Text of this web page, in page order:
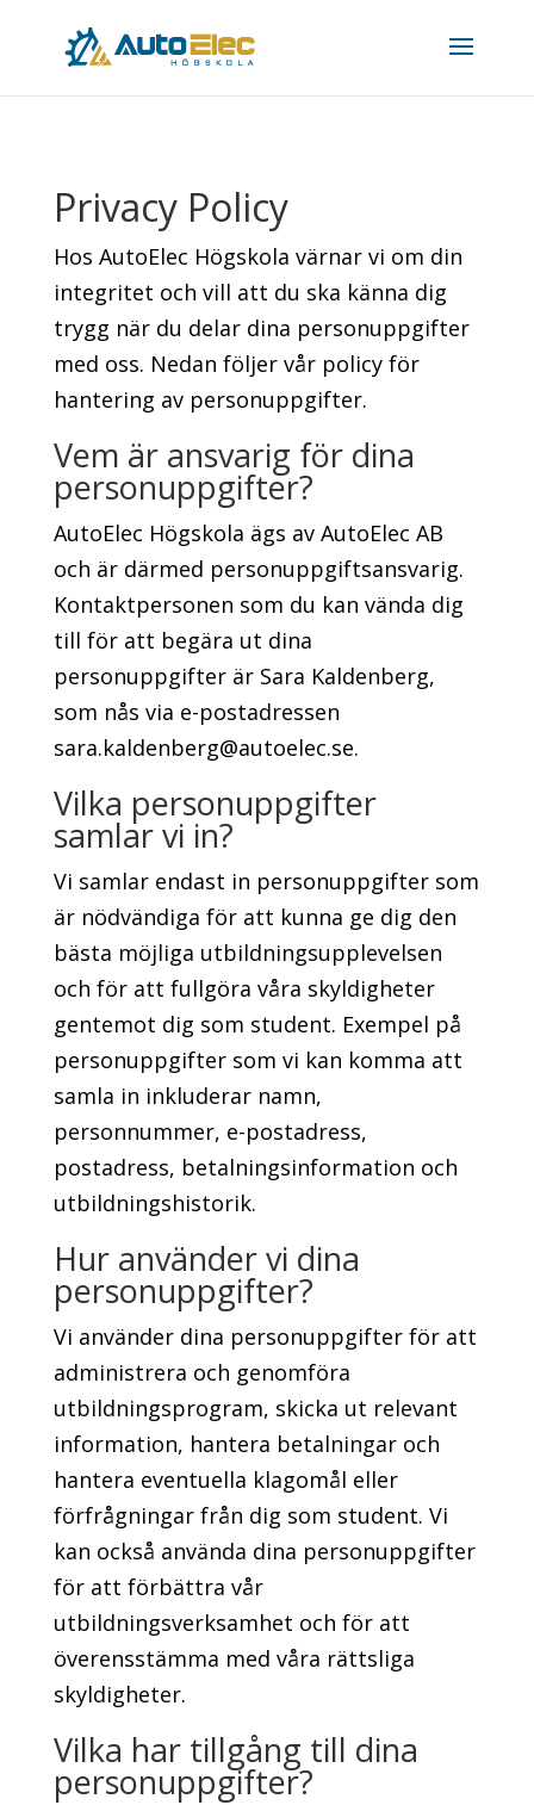
Privacy Policy
Hos AutoElec Högskola värnar vi om din
integritet och vill att du ska känna dig
trygg när du delar dina personuppgifter
med oss. Nedan följer vår policy för
hantering av personuppgifter.
Vem är ansvarig för dina
personuppgifter?
AutoElec Högskola ägs av AutoElec AB
och är därmed personuppgiftsansvarig.
Kontaktpersonen som du kan vända dig
till för att begära ut dina
personuppgifter är Sara Kaldenberg,
som nås via e-postadressen
sara.kaldenberg@autoelec.se.
Vilka personuppgifter
samlar vi in?
Vi samlar endast in personuppgifter som
är nödvändiga för att kunna ge dig den
bästa möjliga utbildningsupplevelsen
och för att fullgöra våra skyldigheter
gentemot dig som student. Exempel på
personuppgifter som vi kan komma att
samla in inkluderar namn,
personnummer, e-postadress,
postadress, betalningsinformation och
utbildningshistorik.
Hur använder vi dina
personuppgifter?
Vi använder dina personuppgifter för att
administrera och genomföra
utbildningsprogram, skicka ut relevant
information, hantera betalningar och
hantera eventuella klagomål eller
förfrågningar från dig som student. Vi
kan också använda dina personuppgifter
för att förbättra vår
utbildningsverksamhet och för att
överensstämma med våra rättsliga
skyldigheter.
Vilka har tillgång till dina
personuppgifter?